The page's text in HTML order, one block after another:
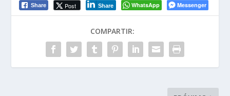
Share Post Share WhatsApp Messenger
COMPARTIR: